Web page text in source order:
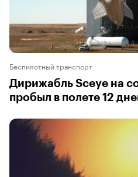
Беспилотный транспорт
Дирижабль Sceye на
пробыл в полете 12